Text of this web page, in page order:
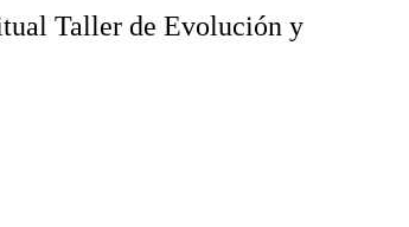
Taller de Evolución y